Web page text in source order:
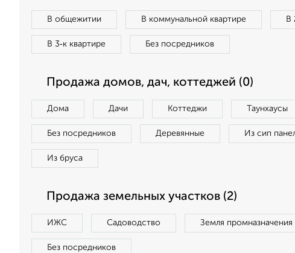
В общежитии В коммунальной квартире В
В 3‑к квартире Без посредников
Продажа домов, дач, коттеджей (0)
Дома Дачи Коттеджи Таунхаусы
Без посредников Деревянные Из сип
Из бруса
Продажа земельных участков (2)
ИЖС Садоводство Земля промназначения
Без посредников